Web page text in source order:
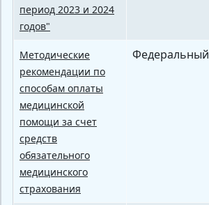
период 2023 и 2024
годов"
Методические
рекомендации по
способам оплаты
медицинской
помощи за счет
средств
обязательного
медицинского
страхования
Федеральный